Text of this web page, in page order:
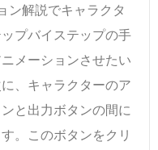
ン解説でキャラクタ
プバイステップの手
メーションさせたい
、キャラクターのア
と出力ボタンの間に
。このボタンをクリ